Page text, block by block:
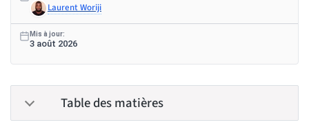
Laurent Woriji
Mis à jour:
3 août 2026
Table des matières